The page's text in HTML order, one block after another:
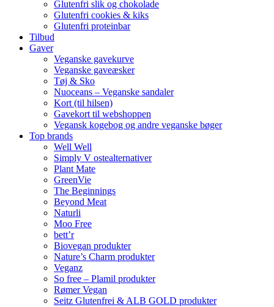
Glutenfri slik og chokolade
Glutenfri cookies & kiks
Glutenfri proteinbar
Tilbud
Gaver
Veganske gavekurve
Veganske gaveæsker
Tøj & Sko
Nuoceans – Veganske sandaler
Kort (til hilsen)
Gavekort til webshoppen
Vegansk kogebog og andre veganske bøger
Top brands
Well Well
Simply V ostealternativer
Plant Mate
GreenVie
The Beginnings
Beyond Meat
Naturli
Moo Free
bett’r
Biovegan produkter
Nature’s Charm produkter
Veganz
So free – Plamil produkter
Rømer Vegan
Seitz Glutenfrei & ALB GOLD produkter